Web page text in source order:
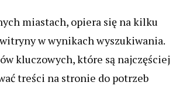
miastach, opiera się na kilku
w wynikach wyszukiwania.
kluczowych, które są najczęściej
treści na stronie do potrzeb